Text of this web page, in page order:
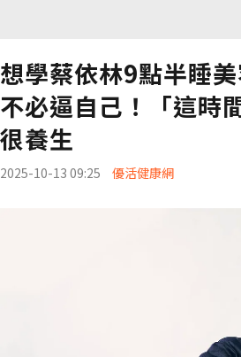
想學蔡依林9點半睡美
不必逼自己！「這時
很養生
2025-10-13 09:25 優活健康網